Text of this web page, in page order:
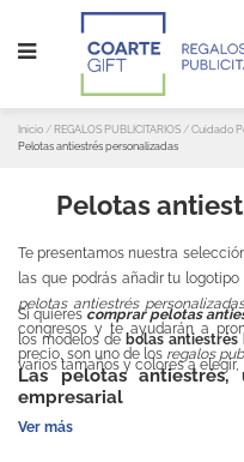
Inicio REGALOS PUBLICITARIOS Cuidado
Pelotas antiestrés personalizadas
Pelotas
Te presentamos nuestra
las que podrás añadir tu
pelotas antiestrés personalizadas
congresos y te ayudarán a
precio, son uno de los regalos
Si quieres comprar pelotas
los modelos de bolas antiestrés
varios tamaños y colores a elegir,
Las pelotas antiestrés,
empresarial
Ver más